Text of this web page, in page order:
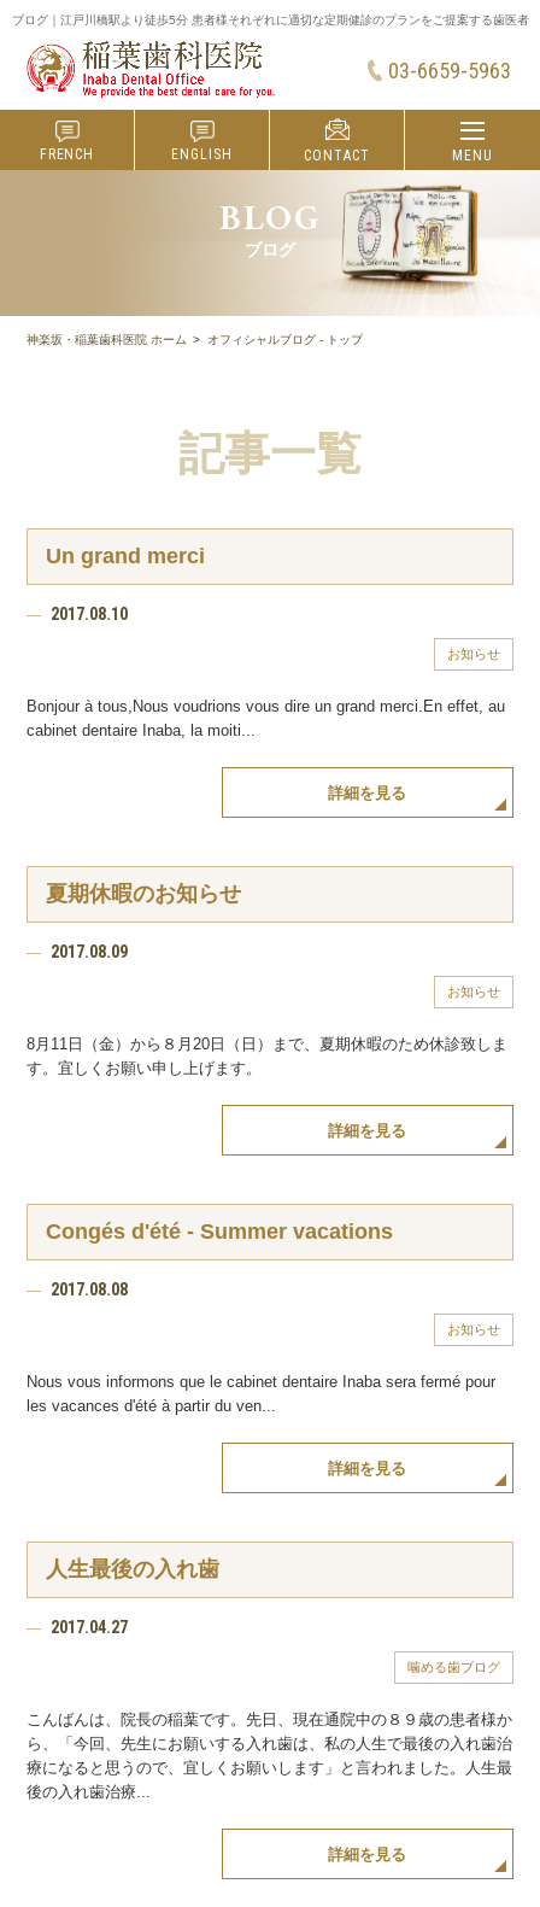
ブログ｜江戸川橋駅より徒歩5分 患者様それぞれに適切な定期健診のプランをご提案する歯医者
03-6659-5963
FRENCH ENGLISH CONTACT MENU
BLOG
ブログ
神楽坂・稲葉歯科医院 ホーム オフィシャルブログ - トップ
記事一覧
Un grand merci
2017.08.10
お知らせ
Bonjour à tous,Nous voudrions vous dire un grand merci.En effet, au
cabinet dentaire Inaba, la moiti...
詳細を見る
夏期休暇のお知らせ
2017.08.09
お知らせ
8月11日（金）から８月20日（日）まで、夏期休暇のため休診致しま
す。宜しくお願い申し上げます。
詳細を見る
Congés d'été - Summer vacations
2017.08.08
お知らせ
Nous vous informons que le cabinet dentaire Inaba sera fermé pour
les vacances d'été à partir du ven...
詳細を見る
人生最後の入れ歯
2017.04.27
噛める歯ブログ
こんばんは、院長の稲葉です。先日、現在通院中の８９歳の患者様か
ら、「今回、先生にお願いする入れ歯は、私の人生で最後の入れ歯治
療になると思うので、宜しくお願いします」と言われました。人生最
後の入れ歯治療...
詳細を見る